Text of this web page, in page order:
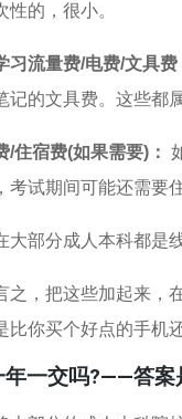
性的，很小。
习流量费/电费/文具费
记的文具费。这些都
/住宿费(如果需要)：
考试期间可能还需要
大部分成人本科都是
之，把这些加起来，
比你买个好点的手机
年一交吗?——答案